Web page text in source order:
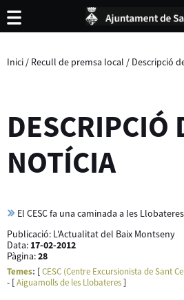
Inici / Recull de premsa local / Descripció
DESCRIPCIÓ
NOTÍCIA
El CESC fa una caminada a les
Publicació: L'Actualitat del Baix Montseny
Data: 17-02-2012
Pàgina:28
Temes: [CESC (Centre Excursionista de Sant
- [Aiguamolls de les Llobateres]